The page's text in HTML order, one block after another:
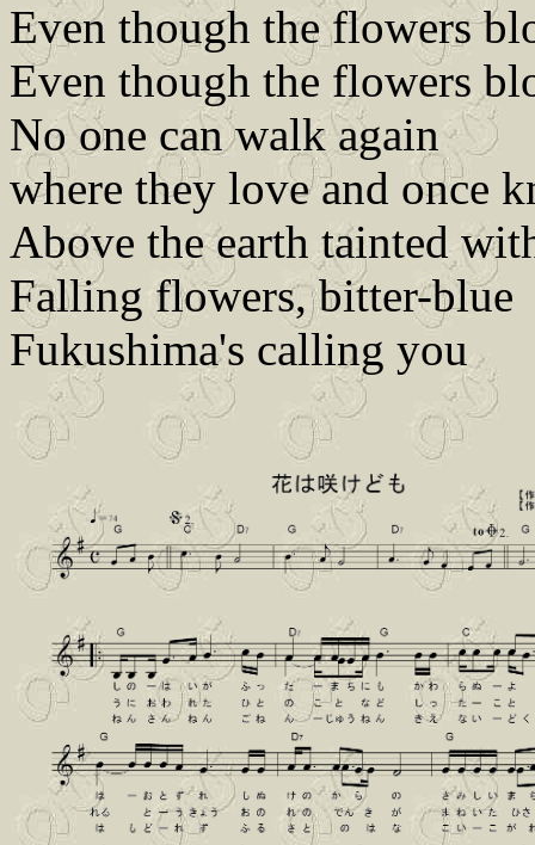
Even though the flowers
Even though the flowers
No one can walk again
where they love and once
Above the earth tainted
Falling flowers, bitter-blue
Fukushima's calling you